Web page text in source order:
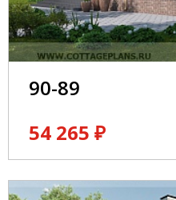
90-89
54 265 ₽